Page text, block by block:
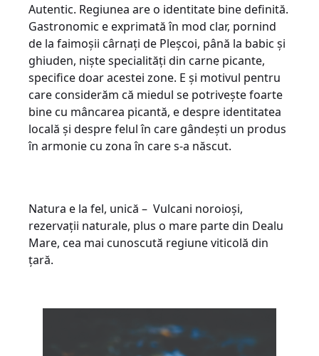
Autentic. Regiunea are o identitate bine definită.
Gastronomic e exprimată în mod clar, pornind
de la faimoșii cârnați de Pleșcoi, până la babic și
ghiuden, niște specialități din carne picante,
specifice doar acestei zone. E și motivul pentru
care considerăm că miedul se potrivește foarte
bine cu mâncarea picantă, e despre identitatea
locală și despre felul în care gândești un produs
în armonie cu zona în care s-a născut.
Natura e la fel, unică – Vulcani noroioși,
rezervații naturale, plus o mare parte din Dealu
Mare, cea mai cunoscută regiune viticolă din
țară.